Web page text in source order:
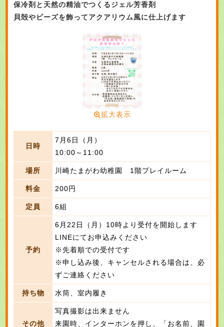
保冷剤と天然の精油でつくるジェル芳香剤
貝殻やビーズを飾ってアクアリウム風に仕上げます
日時
7月6日（月）
10:00～11:00
場所 川崎たまがわ幼稚園 1階プレイルーム
料金 200円
定員 6組
予約
6月22日（月）10時より受付を開始します
LINEにてお申込みください
※先着順での受付です
※申し込み後、キャンセルされる場合は、必
ずご連絡ください
持ち物 水筒、室内履き
その他
写真撮影は出来ません
来園時、インターホンを押し、「お名前、園
拡大表示